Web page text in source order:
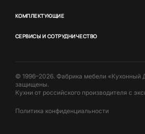
КОМПЛЕКТУЮЩИЕ
СЕРВИСЫ И СОТРУДНИЧЕСТВО
© 1996–2026. Фабрика мебели «Кухонный
защищены.
Кухни от российского производителя с
Политика конфиденциальности